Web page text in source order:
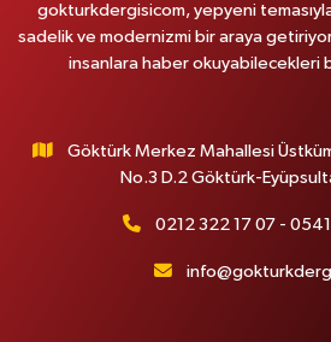
gokturkdergisicom, yepyeni
sadelik ve modernizmi bir araya
insanlara haber okuyabilecekleri
Göktürk Merkez Mahallesi
No.3 D.2 Göktürk-
0212 322 17 07 -